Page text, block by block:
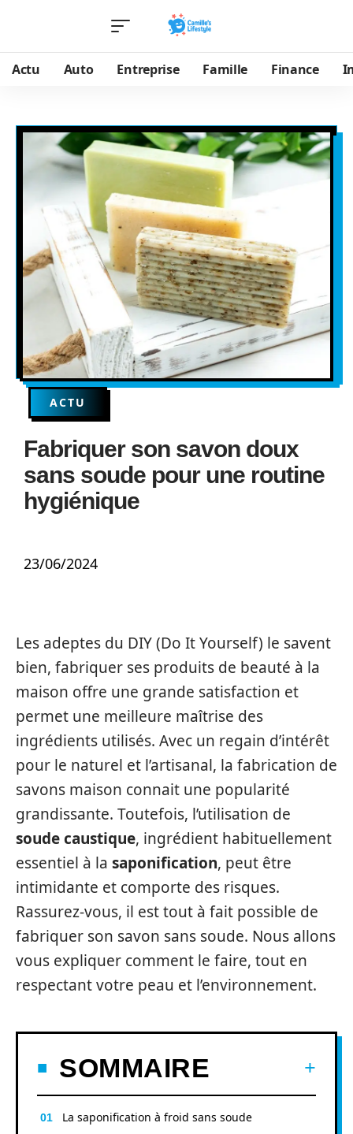
Actu Auto Entreprise Famille Finance
ACTU
Fabriquer son savon doux
sans soude pour une routine
hygiénique
23/06/2024
Les adeptes du DIY (Do It Yourself) le savent
bien, fabriquer ses produits de beauté à la
maison offre une grande satisfaction et
permet une meilleure maîtrise des
ingrédients utilisés. Avec un regain d’intérêt
pour le naturel et l’artisanal, la fabrication de
savons maison connait une popularité
grandissante. Toutefois, l’utilisation de
soude caustique, ingrédient habituellement
essentiel à la saponification, peut être
intimidante et comporte des risques.
Rassurez-vous, il est tout à fait possible de
fabriquer son savon sans soude. Nous allons
vous expliquer comment le faire, tout en
respectant votre peau et l’environnement.
SOMMAIRE
La saponification à froid sans soude